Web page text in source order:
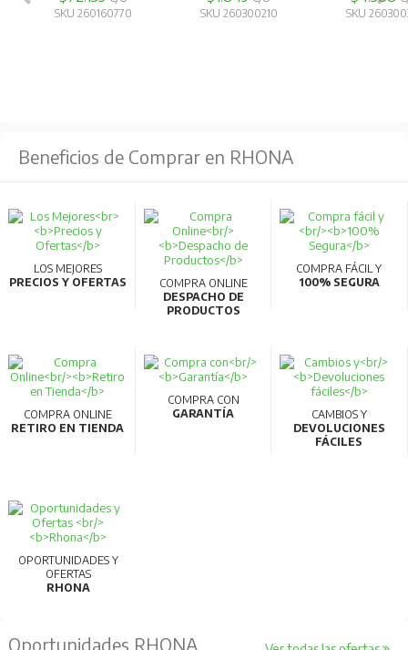
SKU 260160770
SKU 260300210
SKU
Beneficios de Comprar en RHONA
LOS MEJORES
PRECIOS Y OFERTAS
COMPRA ONLINE
DESPACHO DE
PRODUCTOS
COMPRA FÁCIL Y
100% SEGURA
COMPRA ONLINE
RETIRO EN TIENDA
COMPRA CON
GARANTÍA
CAMBIOS Y
DEVOLUCIONES
FÁCILES
OPORTUNIDADES Y
OFERTAS
RHONA
Oportunidades RHONA